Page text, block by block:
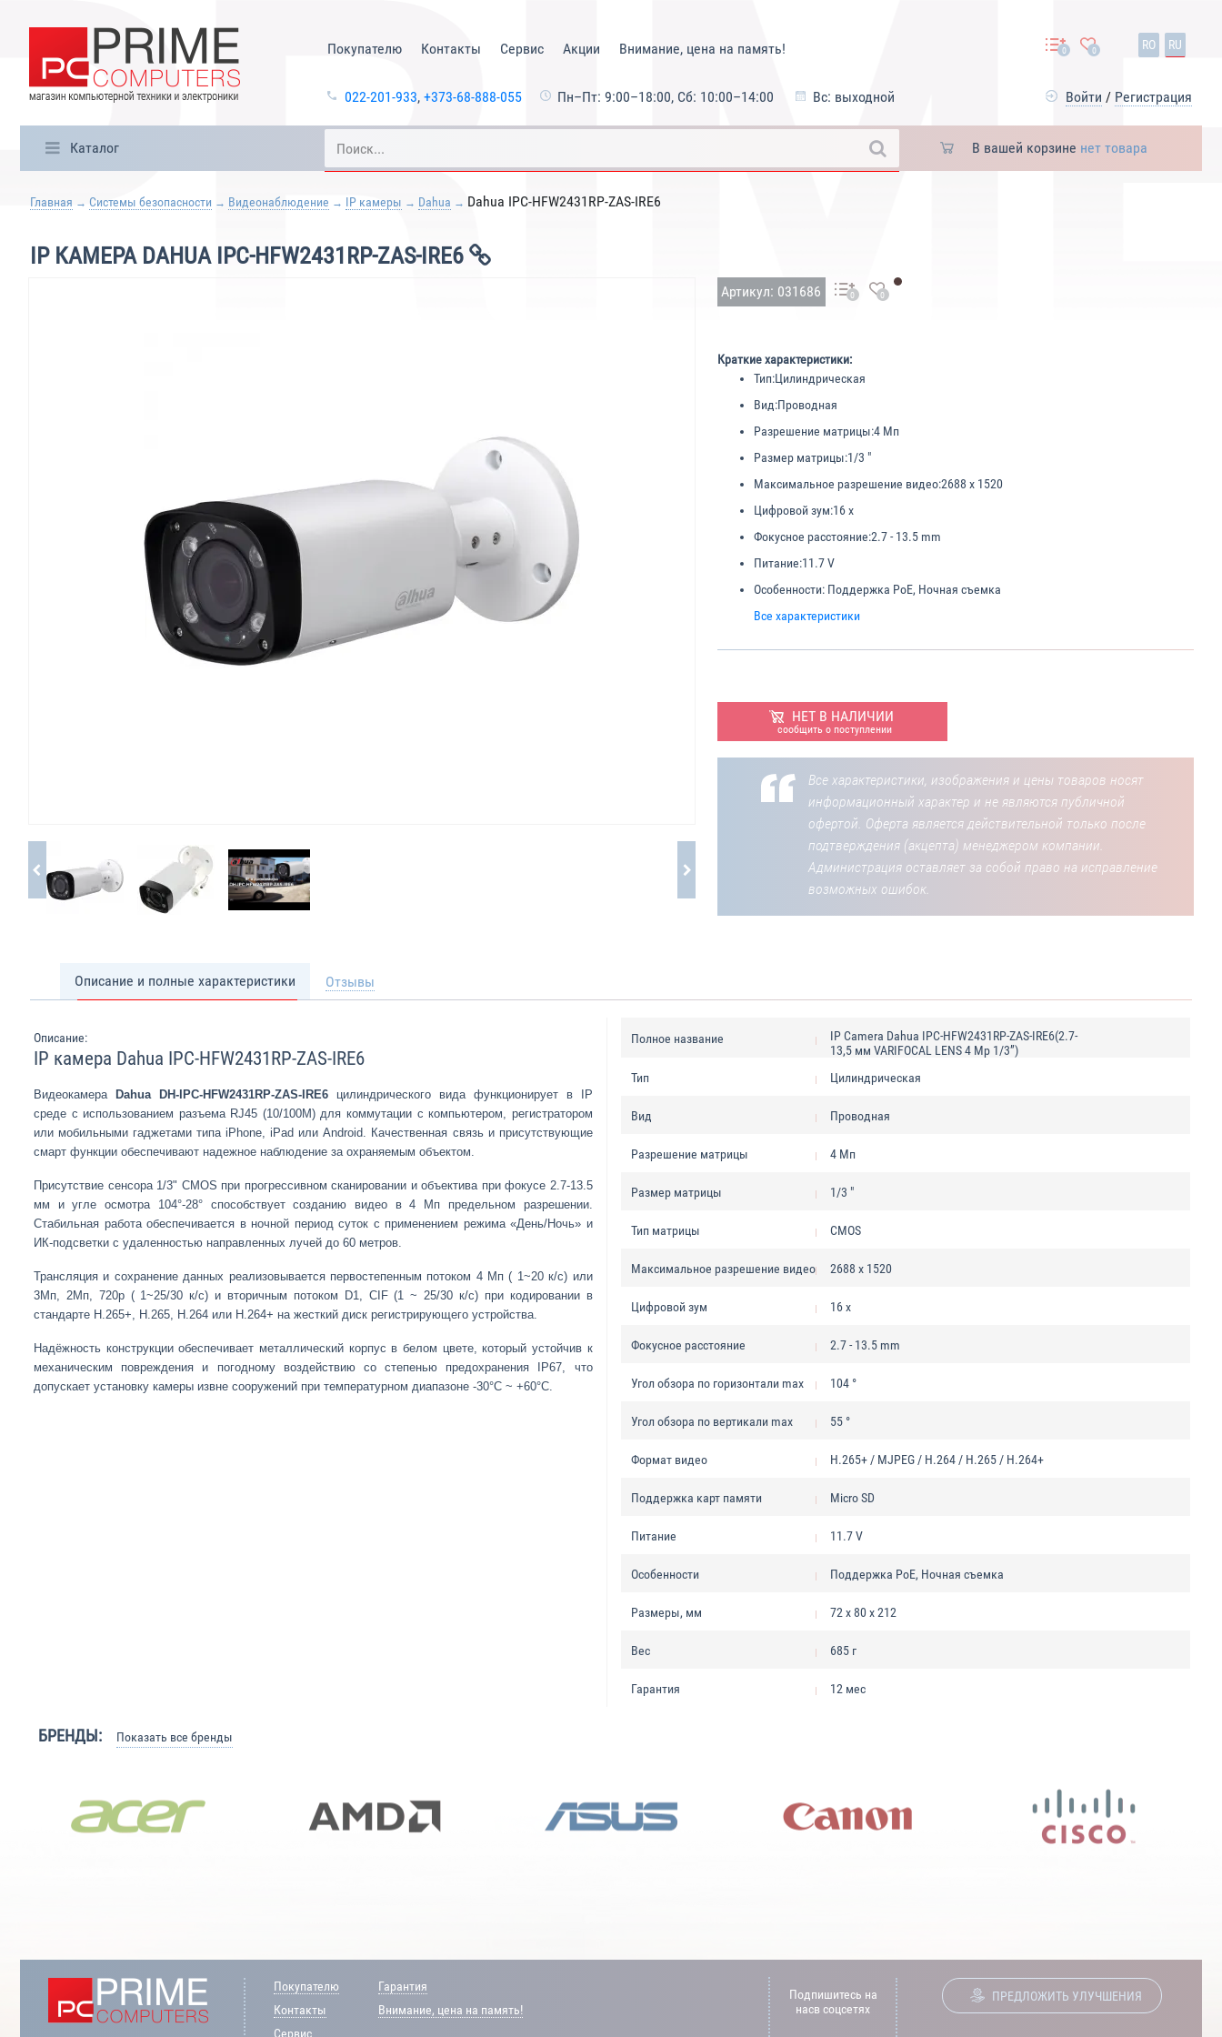
Покупателю Контакты Сервис Акции Внимание, цена на память!
022-201-933, +373-68-888-055 Пн–Пт: 9:00–18:00, Сб: 10:00–14:00 Вс: выходной
0 0 RO RU
Войти / Регистрация
Каталог В вашей корзине нет товара
Главная Системы безопасности Видеонаблюдение IP камеры Dahua Dahua IPC-HFW2431RP-ZAS-IRE6
IP КАМЕРА DAHUA IPC-HFW2431RP-ZAS-IRE6
Артикул: 031686 0 0
Краткие характеристики:
Тип:Цилиндрическая
Вид:Проводная
Разрешение матрицы:4 Мп
Размер матрицы:1/3 "
Максимальное разрешение видео:2688 x 1520
Цифровой зум:16 x
Фокусное расстояние:2.7 - 13.5 mm
Питание:11.7 V
Особенности:Поддержка PoE, Ночная съемка
Все характеристики
НЕТ В НАЛИЧИИ
сообщить о поступлении
Все характеристики, изображения и цены товаров носят
информационный характер и не являются публичной
офертой. Оферта является действительной только после
подтверждения (акцепта) менеджером компании.
Администрация оставляет за собой право на исправление
возможных ошибок.
Описание и полные характеристики Отзывы
Описание:
IP камера Dahua IPC-HFW2431RP-ZAS-IRE6
Видеокамера Dahua DH-IPC-HFW2431RP-ZAS-IRE6цилиндрического вида функционирует в IP
среде с использованием разъема RJ45 (10/100M) для коммутации с компьютером, регистратором
или мобильными гаджетами типа iPhone, iPad или Android. Качественная связь и присутствующие
смарт функции обеспечивают надежное наблюдение за охраняемым объектом.
Присутствие сенсора 1/3" CMOS при прогрессивном сканировании и объектива при фокусе 2.7-13.5
мм и угле осмотра 104°-28° способствует созданию видео в 4 Mп предельном разрешении.
Стабильная работа обеспечивается в ночной период суток с применением режима «День/Ночь» и
ИК-подсветки с удаленностью направленных лучей до 60 метров.
Трансляция и сохранение данных реализовывается первостепенным потоком 4 Mп ( 1~20 к/с) или
3Mп, 2Mп, 720p ( 1~25/30 к/с) и вторичным потоком D1, CIF (1 ~ 25/30 к/с) при кодировании в
стандарте H.265+, H.265, H.264 или H.264+ на жесткий диск регистрирующего устройства.
Надёжность конструкции обеспечивает металлический корпус в белом цвете, который устойчив к
механическим повреждения и погодному воздействию со степенью предохранения IP67, что
допускает установку камеры извне сооружений при температурном диапазоне -30°C ~ +60°C.
Полное название
IP Camera Dahua IPC-HFW2431RP-ZAS-IRE6(2.7-
13,5 мм VARIFOCAL LENS 4 Mp 1/3”)
Тип
Цилиндрическая
Вид Проводная
Разрешение матрицы 4 Мп
Размер матрицы 1/3 "
Тип матрицы CMOS
Максимальное разрешение видео 2688 x 1520
Цифровой зум 16 x
Фокусное расстояние 2.7 - 13.5 mm
Угол обзора по горизонтали max 104 °
Угол обзора по вертикали max 55 °
Формат видео H.265+ / MJPEG / H.264 / H.265 / H.264+
Поддержка карт памяти Micro SD
Питание 11.7 V
Особенности Поддержка PoE, Ночная съемка
Размеры, мм 72 х 80 x 212
Вес 685 г
Гарантия 12 мес
БРЕНДЫ: Показать все бренды
Покупателю
Контакты
Сервис
Гарантия
Внимание, цена на память!
Подпишитесь на
насв соцсетях
ПРЕДЛОЖИТЬ УЛУЧШЕНИЯ